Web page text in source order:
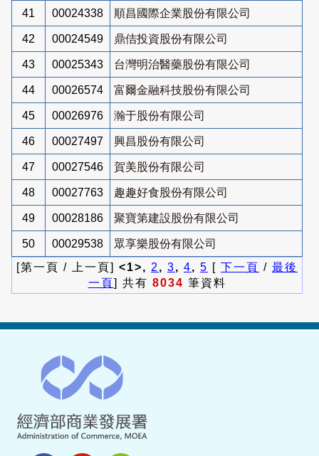
41 00024338 順昌國際企業股份有限公司
42 00024549 鼎佶投資股份有限公司
43 00025343 台灣明治醫藥股份有限公司
44 00026574 富爾金融科技股份有限公司
45 00026976 瀚于股份有限公司
46 00027497 興昌股份有限公司
47 00027546 賀美股份有限公司
48 00027763 趣趣好食股份有限公司
49 00028186 聚寶第建設股份有限公司
50 00029538
眾享樂股份有限公司
[第一頁 / 上一頁] <1>, 2 , 3, 4, 5 [ 下一頁 / 最後
一頁] 共有 8034 筆資料